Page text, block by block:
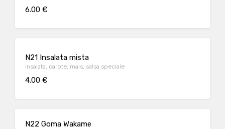
6.00 €
N21 Insalata mista
Insalata, carote, mais, salsa speciale
4.00 €
N22 Goma Wakame